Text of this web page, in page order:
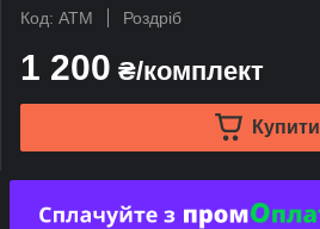
Код: ATM
Роздріб
1 200 ₴/комплект
Купити